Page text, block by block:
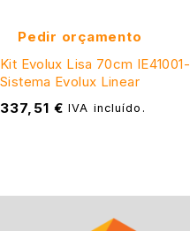
Pedir orçamento
Kit Evolux Lisa 70cm IE41001-
Sistema Evolux Linear
337,51 € IVA incluído.